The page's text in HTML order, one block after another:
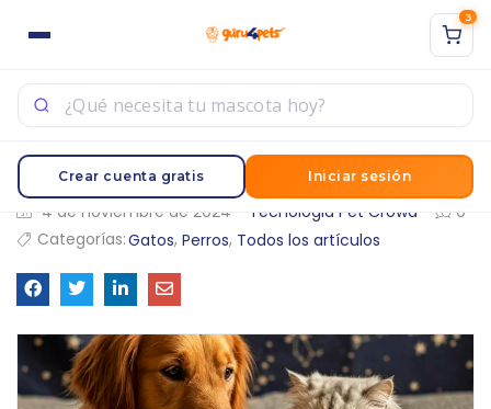
3
Crear cuenta gratis Iniciar sesión
4 de noviembre de 2024 Tecnologia Pet Crowd
0
Categorías:Gatos, Perros, Todos los artículos
Ingrese su nombre de usuario y contraseña para iniciar
sesión.
Acceso